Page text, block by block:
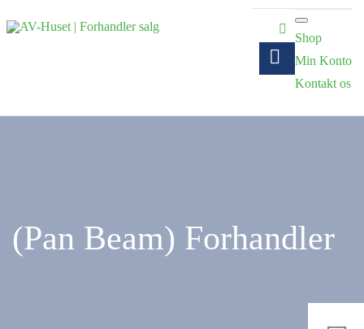
Shop
Min Konto
Kontakt os
(Pan Beam) Forhandler